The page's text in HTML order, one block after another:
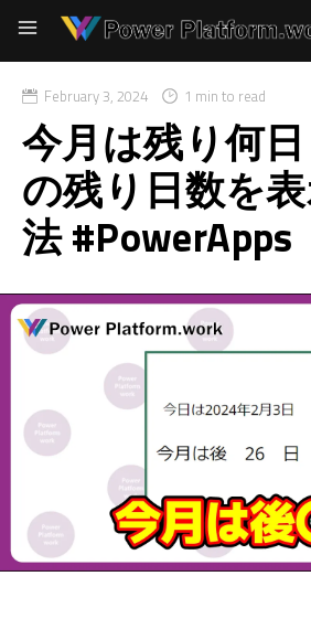
February 3, 2024 1 min to read
今月は残り何
の残り日数を
法 #PowerApps